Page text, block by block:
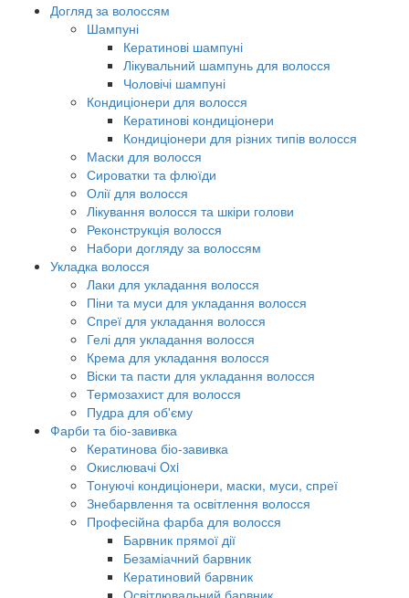
Догляд за волоссям
Шампуні
Кератинові шампуні
Лікувальний шампунь для волосся
Чоловічі шампуні
Кондиціонери для волосся
Кератинові кондиціонери
Кондиціонери для різних типів волосся
Маски для волосся
Сироватки та флюїди
Олії для волосся
Лікування волосся та шкіри голови
Реконструкція волосся
Набори догляду за волоссям
Укладка волосся
Лаки для укладання волосся
Піни та муси для укладання волосся
Спреї для укладання волосся
Гелі для укладання волосся
Крема для укладання волосся
Віски та пасти для укладання волосся
Термозахист для волосся
Пудра для об'єму
Фарби та біо-завивка
Кератинова біо-завивка
Окислювачі Oxi
Тонуючі кондиціонери, маски, муси, спреї
Знебарвлення та освітлення волосся
Професійна фарба для волосся
Барвник прямої дії
Безаміачний барвник
Кератиновий барвник
Освітлювальний барвник